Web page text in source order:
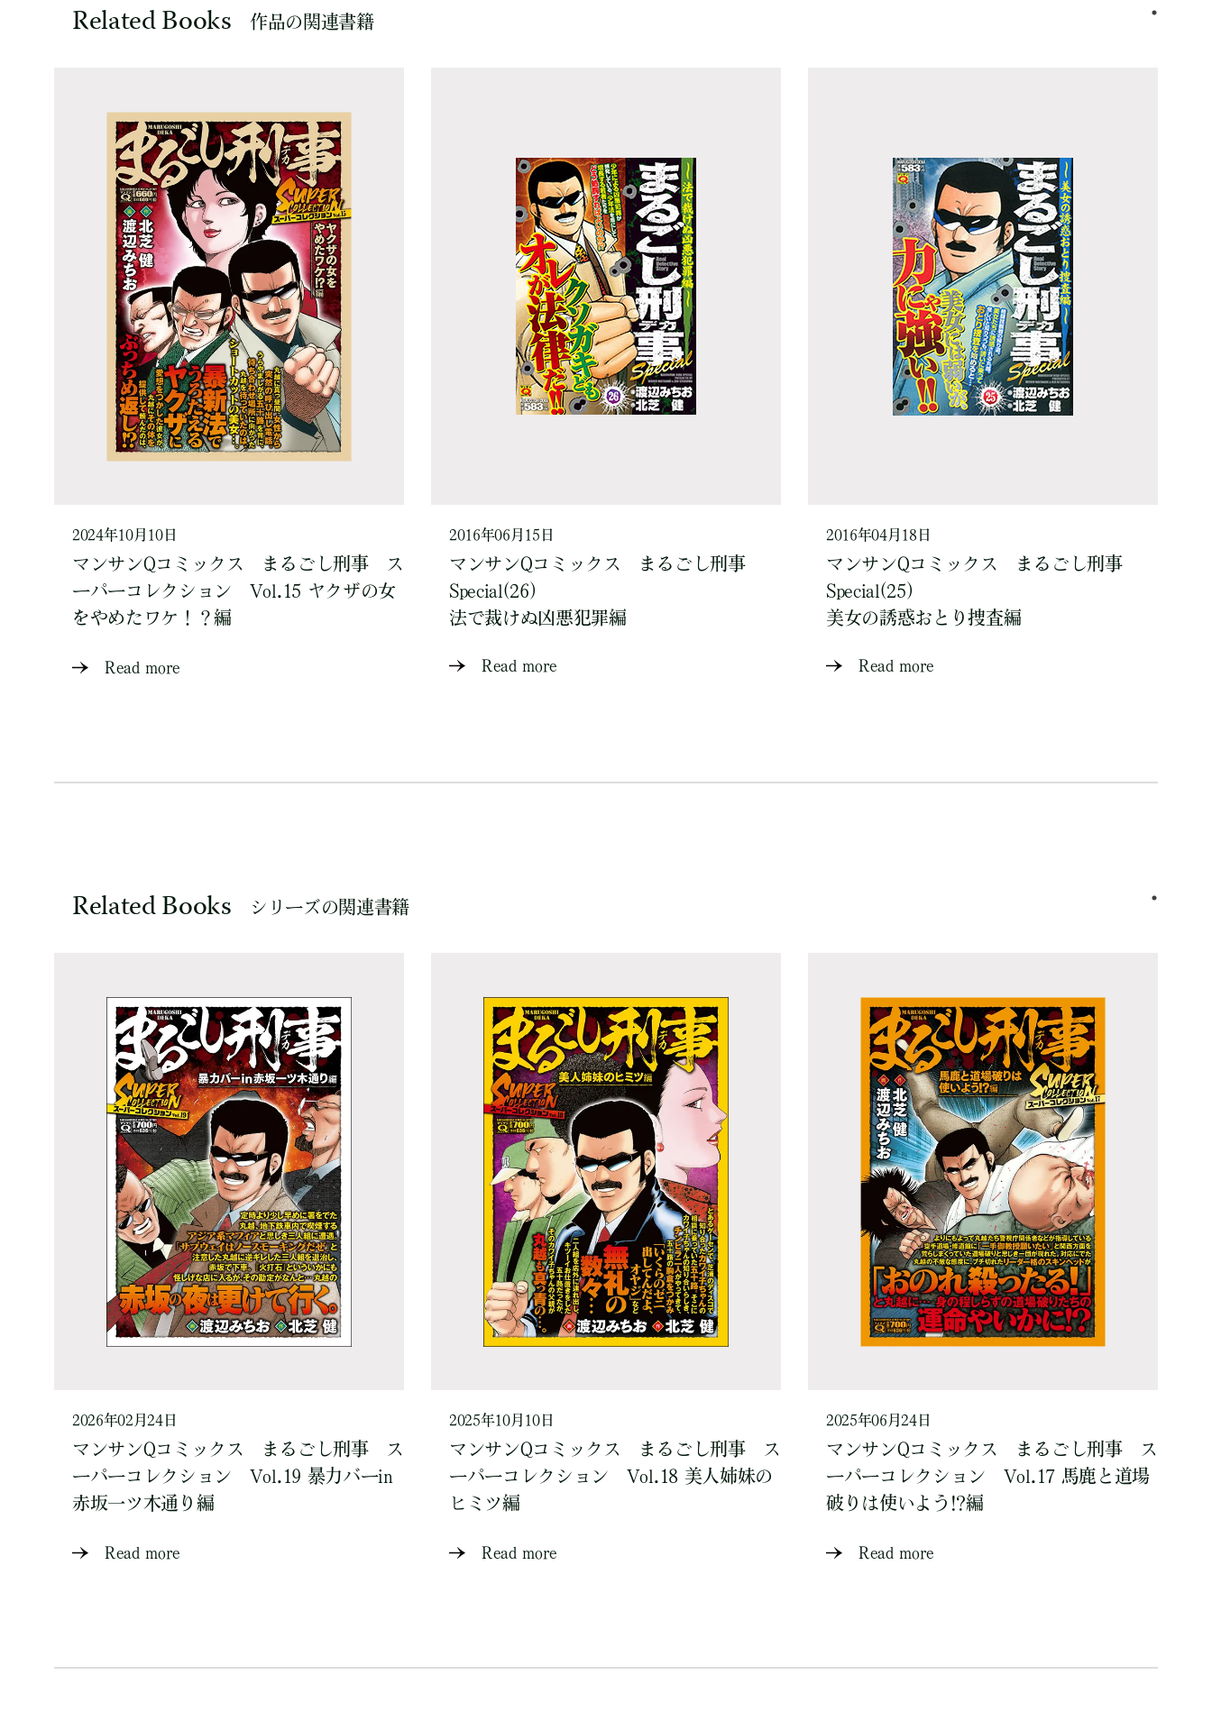
Related Books 作品の関連書籍
2024年10月10日
マンサンQコミックス まるごし刑事 ス
ーパーコレクション Vol.15 ヤクザの女
をやめたワケ！？編
Read more
2016年06月15日
マンサンQコミックス まるごし刑事
Special(26)
法で裁けぬ凶悪犯罪編
Read more
2016年04月18日
マンサンQコミックス まるごし刑事
Special(25)
美女の誘惑おとり捜査編
Read more
Related Books シリーズの関連書籍
2026年02月24日
マンサンQコミックス まるごし刑事 ス
ーパーコレクション Vol.19 暴力バーin
赤坂一ツ木通り編
Read more
2025年10月10日
マンサンQコミックス まるごし刑事 ス
ーパーコレクション Vol.18 美人姉妹の
ヒミツ編
Read more
2025年06月24日
マンサンQコミックス まるごし刑事 ス
ーパーコレクション Vol.17 馬鹿と道場
破りは使いよう!?編
Read more